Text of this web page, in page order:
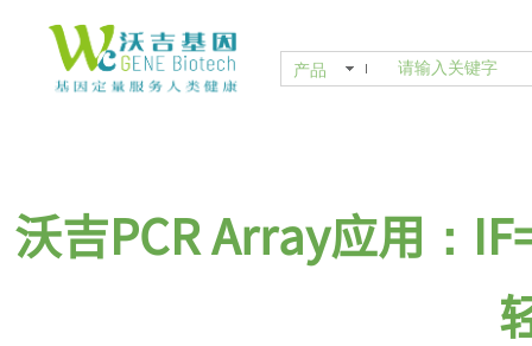
产品
沃吉PCR Array应用：